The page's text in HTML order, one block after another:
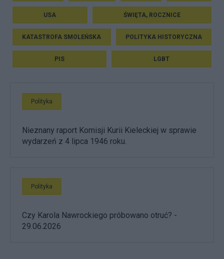
USA ŚWIĘTA, ROCZNICE
KATASTROFA SMOLEŃSKA POLITYKA HISTORYCZNA
PIS LGBT
Polityka
Nieznany raport Komisji Kurii Kieleckiej w sprawie
wydarzeń z 4 lipca 1946 roku.
Polityka
Czy Karola Nawrockiego próbowano otruć? -
29.06.2026